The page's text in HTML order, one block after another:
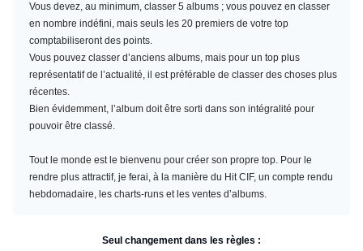
Vous devez, au minimum, classer 5 albums ; vous pouvez en classer
en nombre indéfini, mais seuls les 20 premiers de votre top
comptabiliseront des points.
Vous pouvez classer d’anciens albums, mais pour un top plus
représentatif de l’actualité, il est préférable de classer des choses plus
récentes.
Bien évidemment, l’album doit être sorti dans son intégralité pour
pouvoir être classé.
Tout le monde est le bienvenu pour créer son propre top. Pour le
rendre plus attractif, je ferai, à la manière du Hit CIF, un compte rendu
hebdomadaire, les charts-runs et les ventes d’albums.
Seul changement dans les règles :